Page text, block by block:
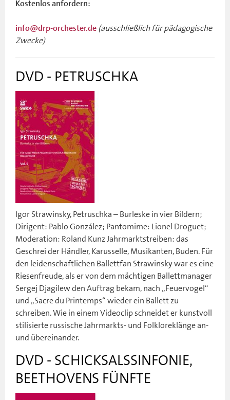
Kostenlos anfordern:
info@drp-orchester.de (ausschließlich für pädagogische
Zwecke)
DVD - PETRUSCHKA
Igor Strawinsky, Petruschka – Burleske in vier Bildern;
Dirigent: Pablo González; Pantomime: Lionel Droguet;
Moderation: Roland Kunz Jahrmarktstreiben: das
Geschrei der Händler, Karusselle, Musikanten, Buden. Für
den leidenschaftlichen Ballettfan Strawinsky war es eine
Riesenfreude, als er von dem mächtigen Ballettmanager
Sergej Djagilew den Auftrag bekam, nach „Feuervogel“
und „Sacre du Printemps“ wieder ein Ballett zu
schreiben. Wie in einem Videoclip schneidet er kunstvoll
stilisierte russische Jahrmarkts- und Folkloreklänge an-
und übereinander.
DVD - SCHICKSALSSINFONIE,
BEETHOVENS FÜNFTE